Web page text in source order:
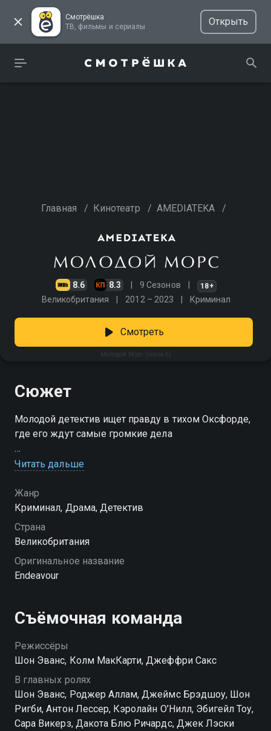
Смотрёшка
ТВ, фильмы и сериалы
Открыть
Главная / Кинотеатр / AMEDIATEKA /
8.6 8.3 9 Сезонов 18+
Великобритания 2012 – 2023 Криминал
Молодой Морс (сезон 6)
Смотреть
Сюжет
Молодой детектив ищет правду в тихом Оксфорде,
где его ждут самые громкие дела
Посмотреть онлайн 6 сезон сериала Молодой Морс
качестве на Смотрёшке
Читать дальше
Жанр
Криминал, Драма, Детектив
Страна
Великобритания
Оригинальное название
Endeavour
Съёмочная команда
Режиссёры
Шон Эванс, Колм МакКарти, Джеффри Сакс
В главных ролях
Шон Эванс, Роджер Аллам, Джеймс Брэдшоу, Шон
Ригби, Антон Лессер, Кэролайн О’Нилл, Эбигейл Тоу,
Сара Викерз, Дакота Блю Ричардс, Джек Лэски